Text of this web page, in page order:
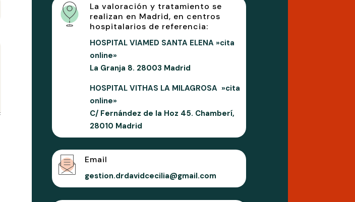
La valoración y tratamiento se
realizan en Madrid, en centros
hospitalarios de referencia:
HOSPITAL VIAMED SANTA ELENA »cita
online»
La Granja 8. 28003 Madrid
HOSPITAL VITHAS LA MILAGROSA »cita
online»
C/ Fernández de la Hoz 45. Chamberí,
28010 Madrid
Email
gestion.drdavidcecilia@gmail.com